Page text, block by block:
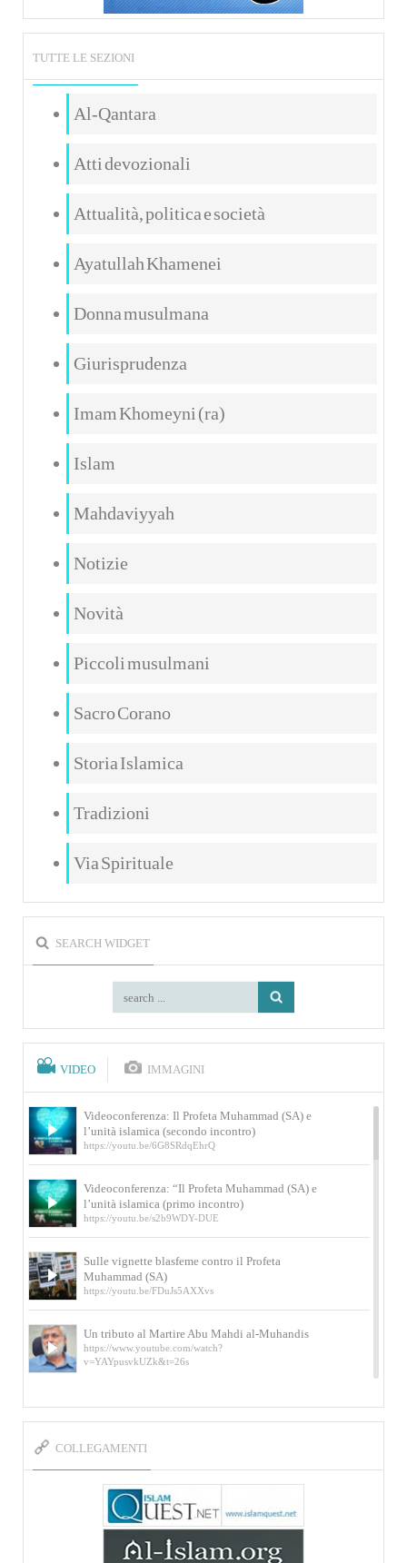
TUTTE LE SEZIONI
Al-Qantara
Atti devozionali
Attualità, politica e società
Ayatullah Khamenei
Donna musulmana
Giurisprudenza
Imam Khomeyni (ra)
Islam
Mahdaviyyah
Notizie
Novità
Piccoli musulmani
Sacro Corano
Storia Islamica
Tradizioni
Via Spirituale
SEARCH WIDGET
VIDEO IMMAGINI
Videoconferenza: Il Profeta Muhammad (SA) e
l’unità islamica (secondo incontro)
https://youtu.be/6G8SRdqEhrQ
Videoconferenza: “Il Profeta Muhammad (SA) e
l’unità islamica (primo incontro)
https://youtu.be/s2b9WDY-DUE
Sulle vignette blasfeme contro il Profeta
Muhammad (SA)
https://youtu.be/FDuJs5AXXvs
Un tributo al Martire Abu Mahdi al-Muhandis
https://www.youtube.com/watch?
v=YAYpusvkUZk&t=26s
L’Abluzione rituale (wudu) secondo l’Imam Alì
e l’Imam Khomeini
della figlia di un martire
https://www.youtube.com/watch?
v=-5nPSxbf9l0&t=103s
COLLEGAMENTI